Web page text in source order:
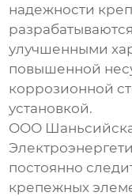
надежности
улучшенными
повышенной
коррозионной
установкой.
ООО
постоянно
крепежных